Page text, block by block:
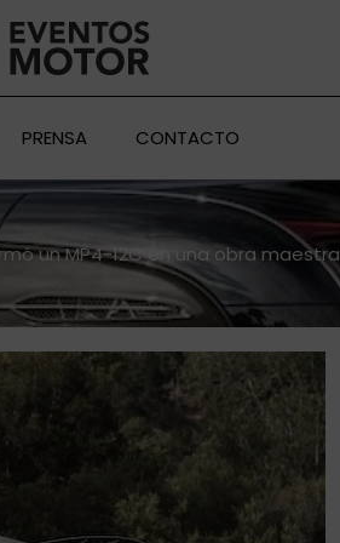
PRENSA CONTACTO
un MP4-12C en una obra maestra